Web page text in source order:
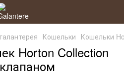
Кошельки Кошельки
Horton Collection